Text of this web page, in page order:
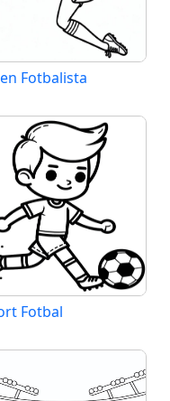
Fotbalista
Fotbal